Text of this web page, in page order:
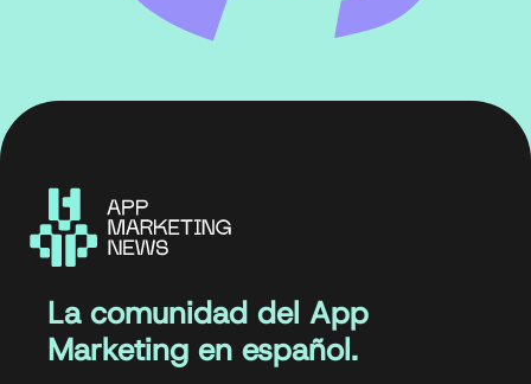
La comunidad del App
Marketing en español.